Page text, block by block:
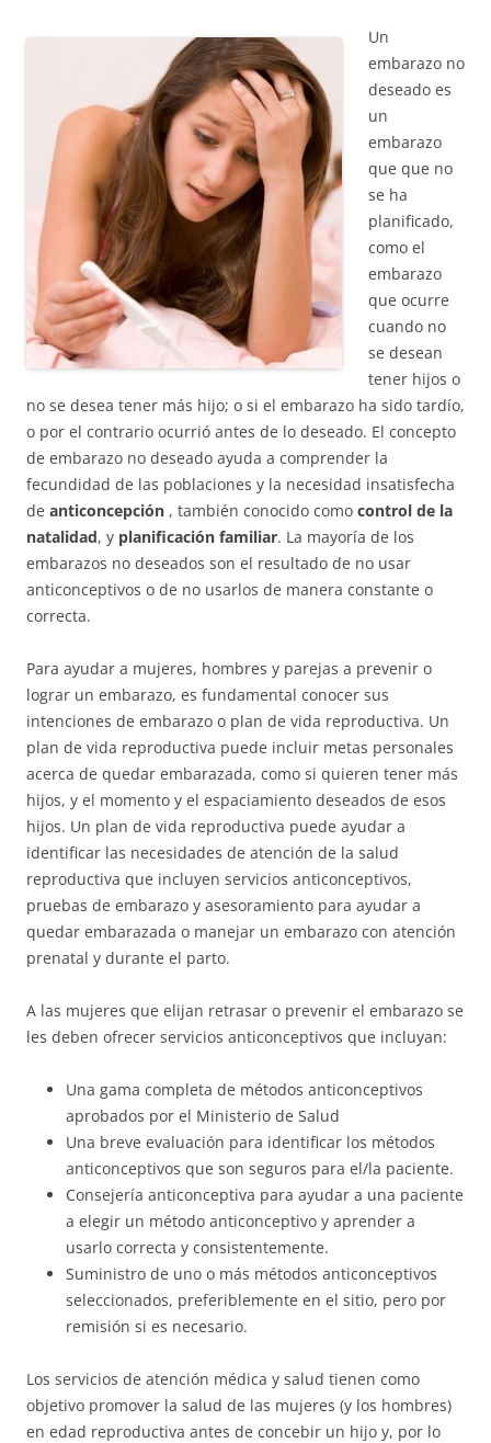
Un
embarazo no
deseado es
un
embarazo
que que no
se ha
planificado,
como el
embarazo
que ocurre
cuando no
se desean
tener hijos o
no se desea tener más hijo; o si el embarazo ha sido tardío,
o por el contrario ocurrió antes de lo deseado. El concepto
de embarazo no deseado ayuda a comprender la
fecundidad de las poblaciones y la necesidad insatisfecha
de anticoncepción , también conocido como control de la
natalidad, y planificación familiar. La mayoría de los
embarazos no deseados son el resultado de no usar
anticonceptivos o de no usarlos de manera constante o
correcta.
Para ayudar a mujeres, hombres y parejas a prevenir o
lograr un embarazo, es fundamental conocer sus
intenciones de embarazo o plan de vida reproductiva. Un
plan de vida reproductiva puede incluir metas personales
acerca de quedar embarazada, como si quieren tener más
hijos, y el momento y el espaciamiento deseados de esos
hijos. Un plan de vida reproductiva puede ayudar a
identificar las necesidades de atención de la salud
reproductiva que incluyen servicios anticonceptivos,
pruebas de embarazo y asesoramiento para ayudar a
quedar embarazada o manejar un embarazo con atención
prenatal y durante el parto.
A las mujeres que elijan retrasar o prevenir el embarazo se
les deben ofrecer servicios anticonceptivos que incluyan:
Una gama completa de métodos anticonceptivos
aprobados por el Ministerio de Salud
Una breve evaluación para identificar los métodos
anticonceptivos que son seguros para el/la paciente.
Consejería anticonceptiva para ayudar a una paciente
a elegir un método anticonceptivo y aprender a
usarlo correcta y consistentemente.
Suministro de uno o más métodos anticonceptivos
seleccionados, preferiblemente en el sitio, pero por
remisión si es necesario.
Los servicios de atención médica y salud tienen como
objetivo promover la salud de las mujeres (y los hombres)
en edad reproductiva antes de concebir un hijo y, por lo